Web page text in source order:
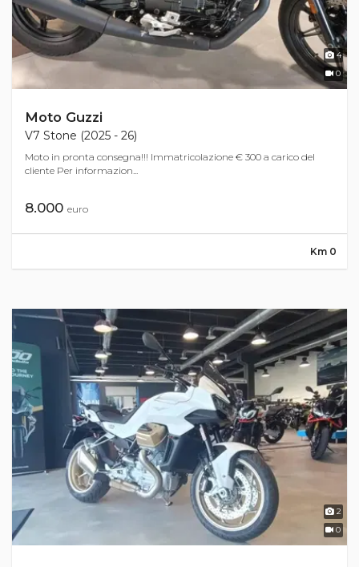
4
0
Moto Guzzi
V7 Stone (2025 - 26)
Moto in pronta consegna!!! Immatricolazione € 300 a carico del
cliente Per informazion...
8.000 euro
Km 0
2
0